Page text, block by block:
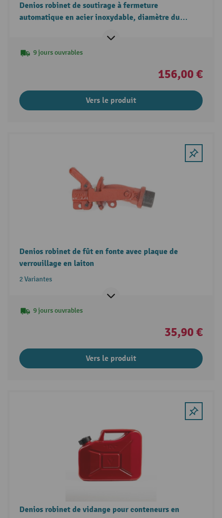
Denios robinet de soutirage à fermeture
automatique en acier inoxydable, diamètre du
9 jours ouvrables
156,00 €
Vers le produit
Denios robinet de fût en fonte avec plaque de
verrouillage en laiton
2 Variantes
9 jours ouvrables
35,90 €
Vers le produit
Denios robinet de vidange pour conteneurs en